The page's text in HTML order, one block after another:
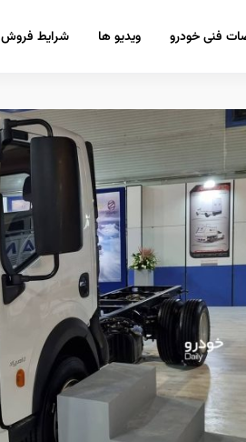
فنی خودرو ویدیو ها شرایط فروش